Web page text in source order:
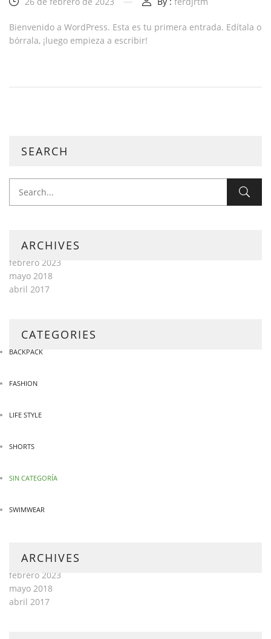
SEARCH
ARCHIVES
febrero 2023
mayo 2018
abril 2017
CATEGORIES
BACKPACK
FASHION
LIFE STYLE
SHORTS
SIN CATEGORÍA
SWIMWEAR
ARCHIVES
febrero 2023
mayo 2018
abril 2017
Bienvenido a WordPress. Esta es tu primera entrada. Edítala o
bórrala, ¡luego empieza a escribir!